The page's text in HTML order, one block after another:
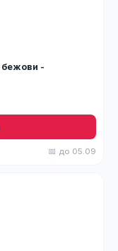
📅 до 05.09